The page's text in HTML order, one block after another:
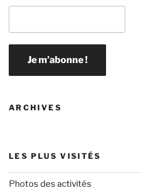
ARCHIVES
LES PLUS VISITÉS
Photos des activités